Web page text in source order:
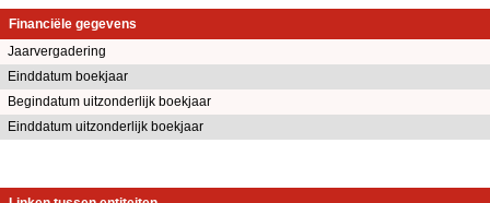
Financiële gegevens
Jaarvergadering
Einddatum boekjaar
Begindatum uitzonderlijk boekjaar
Einddatum uitzonderlijk boekjaar